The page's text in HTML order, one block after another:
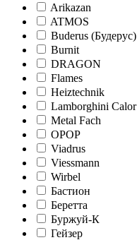
Arikazan
ATMOS
Buderus (Будерус)
Burnit
DRAGON
Flames
Heiztechnik
Lamborghini Calor
Metal Fach
OPOP
Viadrus
Viessmann
Wirbel
Бастион
Беретта
Буржуй-К
Гейзер